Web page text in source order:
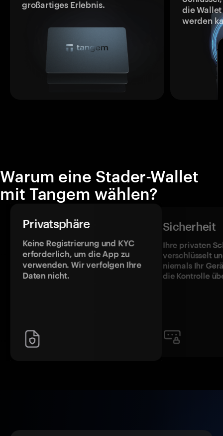
großartiges Erlebnis.
die
werden
Warum eine Stader-Wallet
mit Tangem wählen?
Privatsphäre
Keine Registrierung und KYC
erforderlich, um die App zu
verwenden. Wir verfolgen Ihre
Daten nicht.
Sicherheit
Ihre privaten
verschlüsselt
niemals Ihr
die Kontrolle